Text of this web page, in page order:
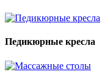
Педикюрные кресла